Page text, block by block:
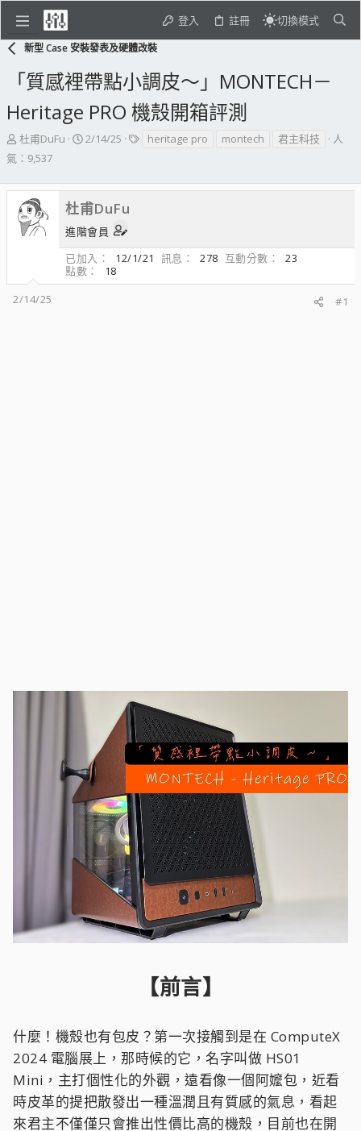
登入 註冊 切換模式
新型 Case 安裝發表及硬體改裝
「質感裡帶點小調皮～」MONTECH－
Heritage PRO 機殼開箱評測
主
題
起
人
杜甫DuFu
開
期
2/14/25
標heritage pro montech 君主科技
人
氣：9,537
杜甫DuFu
進階會員
已加入
12/1/21 訊息 278 互動分數
23
點數
18
2/14/25
#1
【前言】
什麼！機殼也有包皮？第一次接觸到是在 ComputeX
2024 電腦展上，那時候的它，名字叫做 HS01
Mini，主打個性化的外觀，遠看像一個阿嬤包，近看
時皮革的提把散發出一種溫潤且有質感的氣息，看起
來君主不僅僅只會推出性價比高的機殼，目前也在開